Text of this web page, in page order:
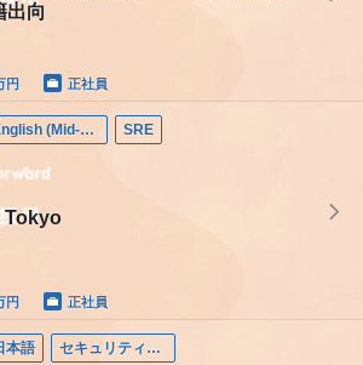
向
円 正社員
English (Mid-career) SRE
Tokyo
円 正社員
本語 セキュリティエンジニア